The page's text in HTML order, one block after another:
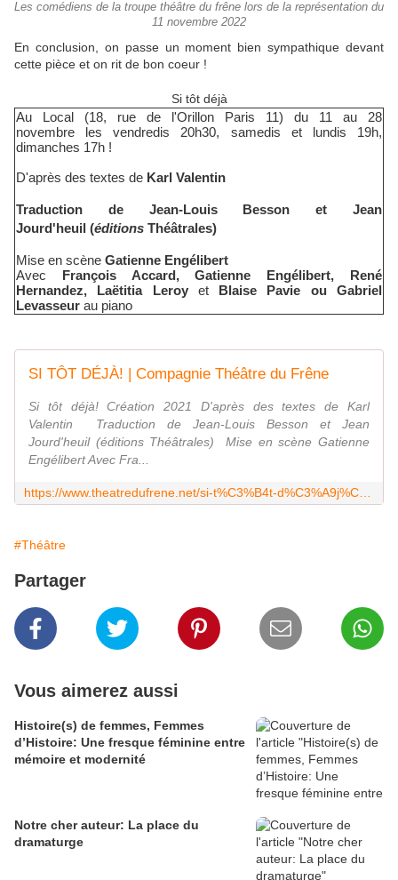
Les comédiens de la troupe théâtre du frêne lors de la représentation du
11 novembre 2022
En conclusion, on passe un moment bien sympathique devant
cette pièce et on rit de bon coeur !
Si tôt déjà
Au Local (18, rue de l'Orillon Paris 11) du 11 au 28
novembre les vendredis 20h30, samedis et lundis 19h,
dimanches 17h !
D'après des textes de Karl Valentin
Traduction de Jean-Louis Besson et
Jean
Jourd'heuil (éditions Théâtrales)
Mise en scène Gatienne Engélibert
Avec
François Accard, Gatienne Engélibert, René
Hernandez, Laëtitia Leroy
et
Blaise Pavie ou Gabriel
Levasseur au piano
SI TÔT DÉJÀ! | Compagnie Théâtre du Frêne
Si tôt déjà! Création 2021 D'après des textes de Karl
Valentin ​ Traduction de Jean-Louis Besson et Jean
Jourd'heuil (éditions Théâtrales) ​ Mise en scène Gatienne
Engélibert Avec Fra...
#Théâtre
Partager
Vous aimerez aussi
Histoire(s) de femmes, Femmes
d’Histoire: Une fresque féminine entre
mémoire et modernité
Notre cher auteur: La place du
dramaturge